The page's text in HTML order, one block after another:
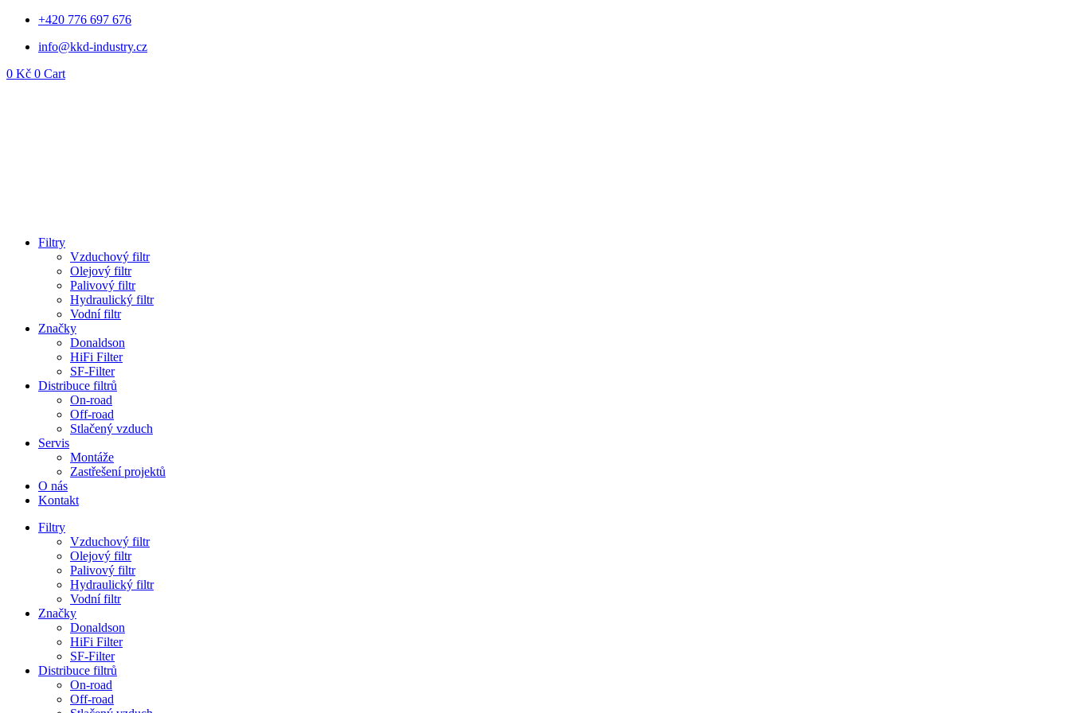
Přejít
obsahu
+420 776 697 676
info@kkd-industry.cz
0 Kč 0 Cart
Filtry
Vzduchový filtr
Olejový filtr
Palivový filtr
Hydraulický filtr
Vodní filtr
Značky
Donaldson
HiFi Filter
SF-Filter
Distribuce filtrů
On-road
Off-road
Stlačený vzduch
Servis
Montáže
Zastřešení projektů
O nás
Kontakt
Filtry
Vzduchový filtr
Olejový filtr
Palivový filtr
Hydraulický filtr
Vodní filtr
Značky
Donaldson
HiFi Filter
SF-Filter
Distribuce filtrů
On-road
Off-road